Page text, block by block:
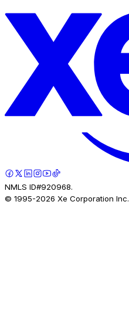
NMLS ID#920968.
© 1995-2026 Xe Corporation Inc.